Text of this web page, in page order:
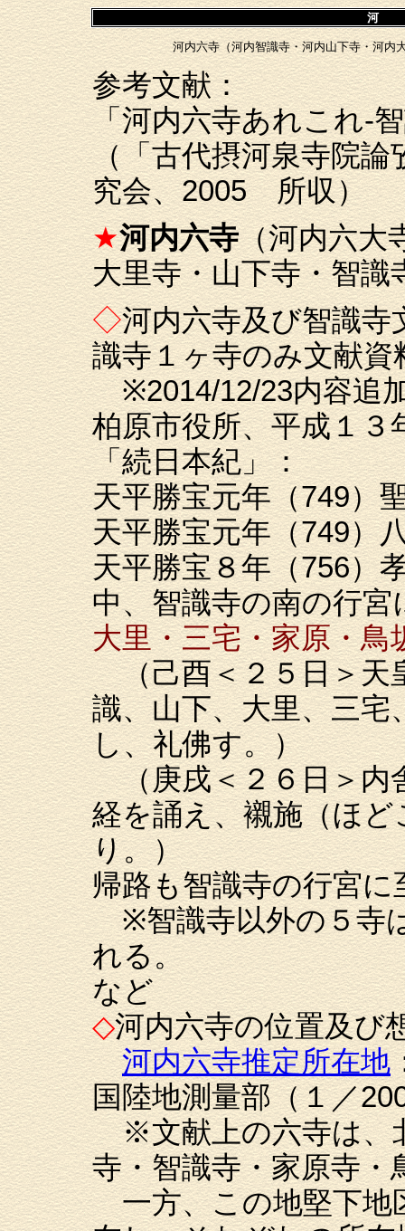
河
河内六寺（河内智識寺・河内山下寺・河内
参考文献：
「河内六寺あれこれ-
（「古代摂河泉寺院
究会、2005 所収）
★河内六寺（河内六大
大里寺・山下寺・智識
◇河内六寺及び智識寺
識寺１ヶ寺のみ文献
※2014/12/23内容追
柏原市役所、平成１
「続日本紀」：
天平勝宝元年（749）
天平勝宝元年（749）
天平勝宝８年（756）
中、智識寺の南の行宮
大里・三宅・家原・鳥
（己酉＜２５日＞天
識、山下、大里、三宅
し、礼佛す。）
（庚戌＜２６日＞内
経を誦え、襯施（ほ
り。）
帰路も智識寺の行宮に
※智識寺以外の５寺
れる。
など
◇河内六寺の位置及び
河内六寺推定所在地
国陸地測量部（１／
※文献上の六寺は、
寺・智識寺・家原寺
一方、この地堅下地